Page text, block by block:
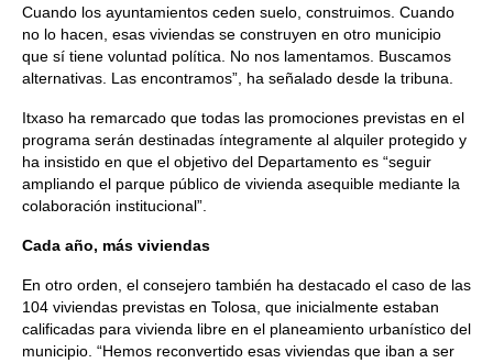
Cuando los ayuntamientos ceden suelo, construimos. Cuando
no lo hacen, esas viviendas se construyen en otro municipio
que sí tiene voluntad política. No nos lamentamos. Buscamos
alternativas. Las encontramos”, ha señalado desde la tribuna.
Itxaso ha remarcado que todas las promociones previstas en el
programa serán destinadas íntegramente al alquiler protegido y
ha insistido en que el objetivo del Departamento es “seguir
ampliando el parque público de vivienda asequible mediante la
colaboración institucional”.
Cada año, más viviendas
En otro orden, el consejero también ha destacado el caso de las
104 viviendas previstas en Tolosa, que inicialmente estaban
calificadas para vivienda libre en el planeamiento urbanístico del
municipio. “Hemos reconvertido esas viviendas que iban a ser